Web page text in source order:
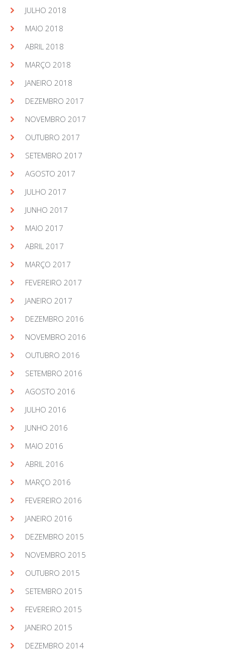
JULHO 2018
MAIO 2018
ABRIL 2018
MARÇO 2018
JANEIRO 2018
DEZEMBRO 2017
NOVEMBRO 2017
OUTUBRO 2017
SETEMBRO 2017
AGOSTO 2017
JULHO 2017
JUNHO 2017
MAIO 2017
ABRIL 2017
MARÇO 2017
FEVEREIRO 2017
JANEIRO 2017
DEZEMBRO 2016
NOVEMBRO 2016
OUTUBRO 2016
SETEMBRO 2016
AGOSTO 2016
JULHO 2016
JUNHO 2016
MAIO 2016
ABRIL 2016
MARÇO 2016
FEVEREIRO 2016
JANEIRO 2016
DEZEMBRO 2015
NOVEMBRO 2015
OUTUBRO 2015
SETEMBRO 2015
FEVEREIRO 2015
JANEIRO 2015
DEZEMBRO 2014